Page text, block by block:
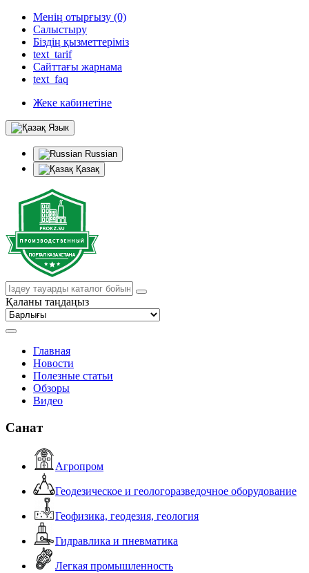
Менің отырғызу (0)
Салыстыру
Біздің қызметтеріміз
text_tarif
Сайттағы жарнама
text_faq
Жеке кабинетіне
Язык
Russian
Қазақ
Қаланы таңдаңыз
Главная
Новости
Полезные статьи
Обзоры
Видео
Санат
Агропром
Геодезическое и геологоразведочное оборудование
Геофизика, геодезия, геология
Гидравлика и пневматика
Легкая промышленность